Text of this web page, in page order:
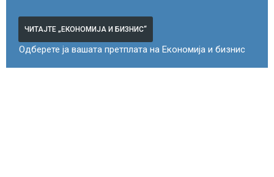
ЧИТАЈТЕ „ЕКОНОМИЈА И БИЗНИС“
Одберете ја вашата претплата на Економија и бизнис